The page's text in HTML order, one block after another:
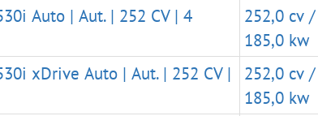
Auto | Aut. | 252 CV | 4
252,0 cv /
185,0 kw
xDrive Auto | Aut. | 252 CV |
252,0 cv /
185,0 kw